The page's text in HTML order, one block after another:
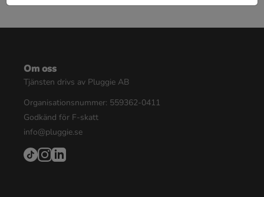
Om oss
Tjänsten drivs av Pluggie AB
Organisationsnummer: 559362-0411
Godkänd för F-skatt
info@pluggie.se